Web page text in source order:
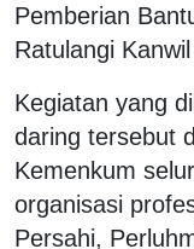
Pemberian
Ratulangi
Kegiatan yang
daring tersebut
Kemenkum
organisasi
Persahi,